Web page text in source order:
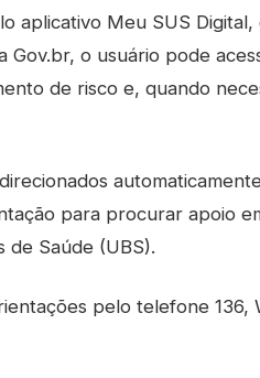
aplicativo Meu SUS
o usuário pode
de risco e, quando
para procurar apoio
de Saúde (UBS).
pelo telefone 136,